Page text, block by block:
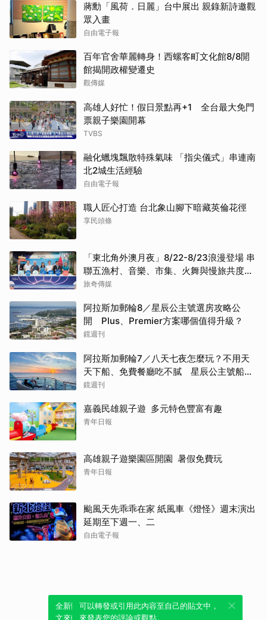
蔣勳「風荷．日麗」台中展出 親錄新詩邀觀
眾入畫
自由電子報
百年官舍華麗轉身！西螺客町文化館8/8開
館揭開政權變遷史
觀傳媒
高雄人好忙！假日景點再+1 全台最大免門
票親子樂園開幕
TVBS
融化蠟塊飄散特殊氣味 「指尖儀式」串連南
北2城生活經驗
自由電子報
職人匠心打造 台北象山腳下暗藏英倫花徑
享民頭條
「東北角外澳月夜」8/22-8/23浪漫登場 串
聯五漁村、音樂、市集、火舞與慢旅共度夏
夜
旅奇傳媒
阿拉斯加郵輪8／星辰公主號選房攻略公
開 Plus、Premier方案哪個值得升級？
鏡週刊
阿拉斯加郵輪7／八天七夜怎麼玩？不用天
天下船、免費餐廳吃不膩 星辰公主號船上
一日生活公開
鏡週刊
嘉義民雄親子遊 多元特色豐富有趣
青年日報
高雄親子遊樂園區開園 暑假免費玩
青年日報
颱風天先乖乖在家 紙風車《燈怪》週末演出
延期至下週一、二
自由電子報
全新體驗！一鍵引用此內容，透過發布貼
文來輕鬆表達個人立場。
可以轉發或引用此內容至自己的貼文中，
來發表您的評論或觀點。